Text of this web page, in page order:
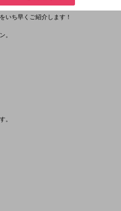
いち早くご紹介します！
。
。